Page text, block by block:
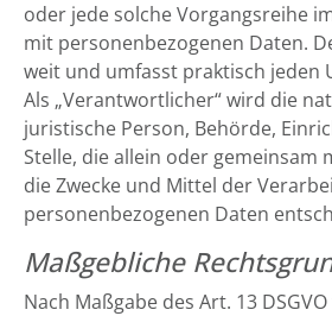
oder jede solche Vorgangsreihe
mit personenbezogenen Daten.
weit und umfasst praktisch jeden
Als „Verantwortlicher“ wird die
juristische Person, Behörde,
Stelle, die allein oder gemeinsam
die Zwecke und Mittel der
personenbezogenen Daten
Maßgebliche
Nach Maßgabe des Art. 13